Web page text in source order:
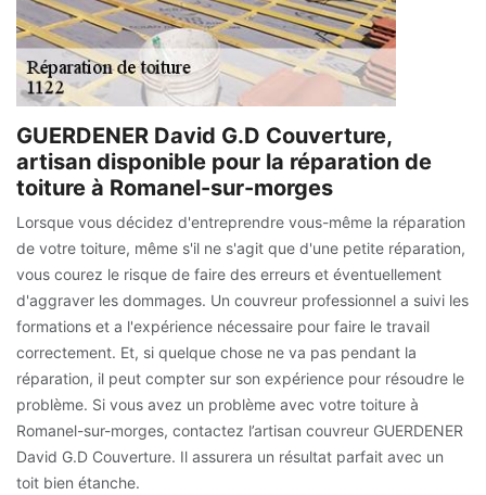
GUERDENER David G.D Couverture,
artisan disponible pour la réparation de
toiture à Romanel-sur-morges
Lorsque vous décidez d'entreprendre vous-même la réparation
de votre toiture, même s'il ne s'agit que d'une petite réparation,
vous courez le risque de faire des erreurs et éventuellement
d'aggraver les dommages. Un couvreur professionnel a suivi les
formations et a l'expérience nécessaire pour faire le travail
correctement. Et, si quelque chose ne va pas pendant la
réparation, il peut compter sur son expérience pour résoudre le
problème. Si vous avez un problème avec votre toiture à
Romanel-sur-morges, contactez l’artisan couvreur GUERDENER
David G.D Couverture. Il assurera un résultat parfait avec un
toit bien étanche.